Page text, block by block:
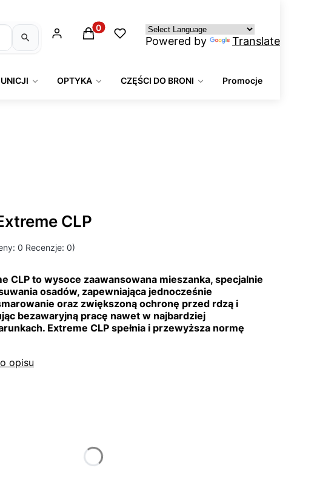
Produkty w koszyku: 0. Zobacz szczegóły
Powered by Translate
OPTYKA CZĘŚCI DO BRONI Promocje
CLP
0 Recenzje: 0)
CLP to wysoce zaawansowana mieszanka, specjalnie
osadów, zapewniająca jednocześnie
oraz zwiększoną ochronę przed rdzą i
bezawaryjną pracę nawet w najbardziej
Extreme CLP spełnia i przewyższa normę
opisu